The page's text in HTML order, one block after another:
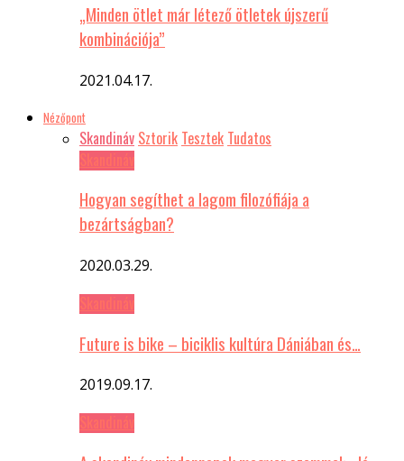
„Minden ötlet már létező ötletek újszerű
kombinációja”
2021.04.17.
Nézőpont
Skandináv Sztorik Tesztek Tudatos
Hogyan segíthet a lagom filozófiája a
bezártságban?
2020.03.29.
Future is bike – biciklis kultúra Dániában és…
2019.09.17.